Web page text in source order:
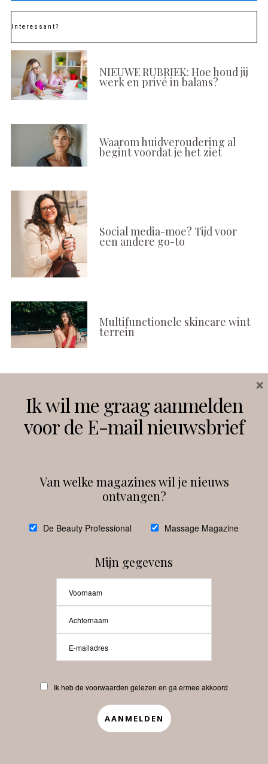
Interessant?
NIEUWE RUBRIEK: Hoe houd jij
werk en privé in balans?
Waarom huidveroudering al
begint voordat je het ziet
Social media-moe? Tijd voor
een andere go-to
Multifunctionele skincare wint
terrein
Instagram Facebook
debeautyprofessional
Beauty-Pro.nl
Abonneren Contact
APP
Ik wil me graag aanmelden
voor de E-mail nieuwsbrief
Van welke magazines wil je nieuws
ontvangen?
De Beauty Professional Massage Magazine
Mijn gegevens
Ik heb de voorwaarden gelezen en ga ermee akkoord
×